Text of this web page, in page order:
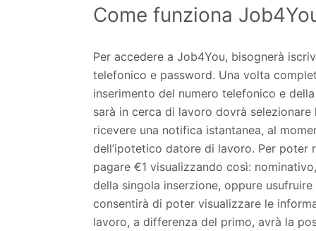
Come funziona
Per accedere a Job4You, bisognerà
telefonico e password. Una volta
inserimento del numero telefonico e
sarà in cerca di lavoro dovrà
ricevere una notifica istantanea, al
dell’ipotetico datore di lavoro. Per poter
pagare €1 visualizzando così:
della singola inserzione, oppure
consentirà di poter visualizzare le
lavoro, a differenza del primo, avrà la